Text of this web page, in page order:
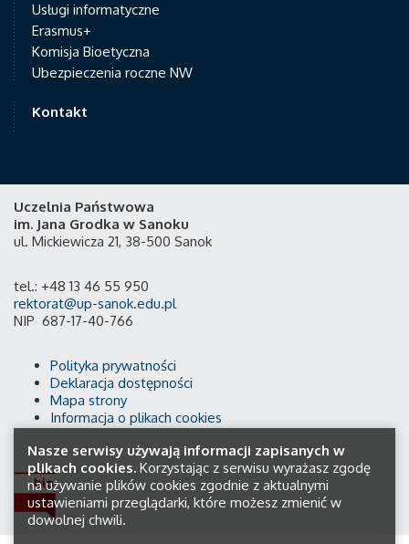
Usługi informatyczne
Erasmus+
Komisja Bioetyczna
Ubezpieczenia roczne NW
Kontakt
Uczelnia Państwowa
im. Jana Grodka w Sanoku
ul. Mickiewicza 21, 38-500 Sanok
tel.: +48 13 46 55 950
rektorat@up-sanok.edu.pl
NIP 687-17-40-766
Polityka prywatności
Deklaracja dostępności
Mapa strony
Informacja o plikach cookies
Nasze serwisy używają informacji zapisanych w
plikach cookies. Korzystając z serwisu wyrażasz zgodę
na używanie plików cookies zgodnie z aktualnymi
ustawieniami przeglądarki, które możesz zmienić w
dowolnej chwili.